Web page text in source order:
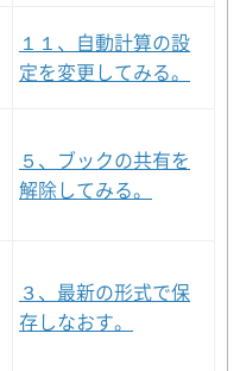
１１、自動計算の設
定を変更してみる。
５、ブックの共有を
解除してみる。
３、最新の形式で保
存しなおす。